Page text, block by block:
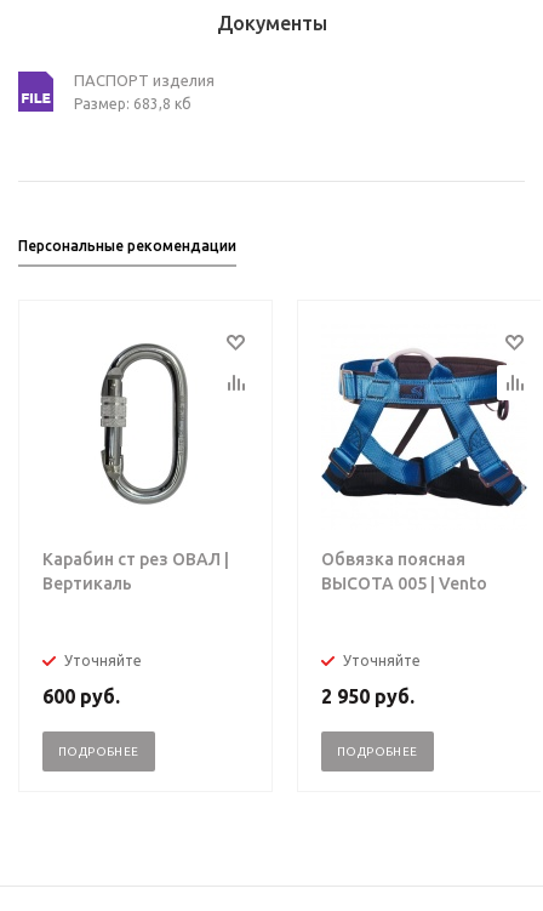
Документы
ПАСПОРТ изделия
Размер: 683,8 кб
Персональные рекомендации
Карабин ст рез ОВАЛ |
Вертикаль
Уточняйте
600 руб.
ПОДРОБНЕЕ
Обвязка поясная
ВЫСОТА 005 | Vento
Уточняйте
2 950 руб.
ПОДРОБНЕЕ